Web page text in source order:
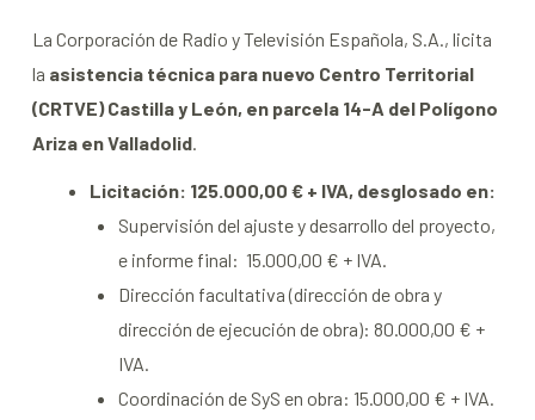
La Corporación de Radio y Televisión Española, S.A., licita
la asistencia técnica para nuevo Centro Territorial
(CRTVE) Castilla y León, en parcela 14-A del Polígono
Ariza en Valladolid.
Licitación: 125.000,00 € + IVA, desglosado en:
Supervisión del ajuste y desarrollo del proyecto,
e informe final: 15.000,00 € + IVA.
Dirección facultativa (dirección de obra y
dirección de ejecución de obra): 80.000,00 € +
IVA.
Coordinación de SyS en obra: 15.000,00 € + IVA.